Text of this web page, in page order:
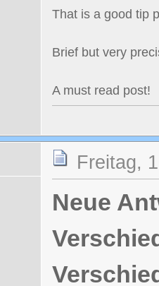
That is a good tip
Brief but very
A must read post!
Freitag,
Neue